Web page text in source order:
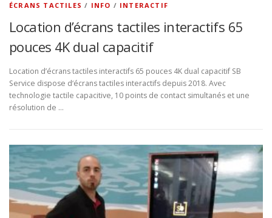
ÉCRANS TACTILES / INFO / INTERACTIF
Location d’écrans tactiles interactifs 65
pouces 4K dual capacitif
Location d’écrans tactiles interactifs 65 pouces 4K dual capacitif SB
Service dispose d‘écrans tactiles interactifs depuis 2018. Avec
technologie tactile capacitive, 10 points de contact simultanés et une
résolution de …